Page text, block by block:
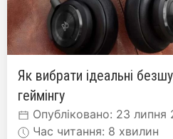
Як вибрати ідеальні
геймінгу
Опубліковано: 23 липня
Час читання: 8 хвилин